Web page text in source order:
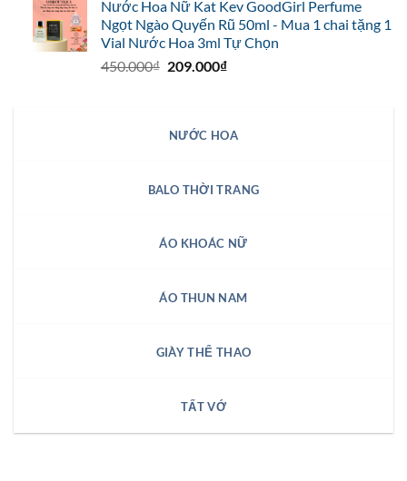
là:
450.000₫.
tại
là:
300.000₫.
Nước Hoa Nữ Kat Kev GoodGirl Perfume
Ngọt Ngào Quyến Rũ 50ml - Mua 1 chai tặng 1
Vial Nước Hoa 3ml Tự Chọn
450.000₫ Giá
209.000₫Giá
209.000₫.
NƯỚC HOA
BALO THỜI TRANG
ÁO KHOÁC NỮ
ÁO THUN NAM
GIÀY THỂ THAO
TẤT VỚ